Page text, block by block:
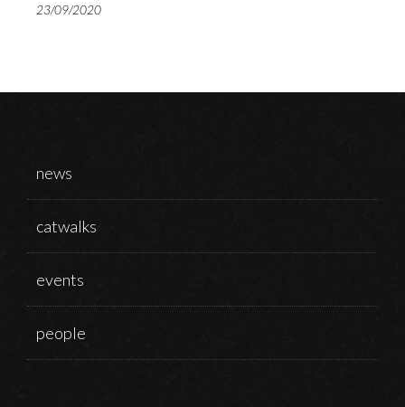
23/09/2020
news
catwalks
events
people